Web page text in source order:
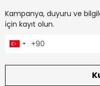
Kampanya, duyuru ve
için kayıt olun.